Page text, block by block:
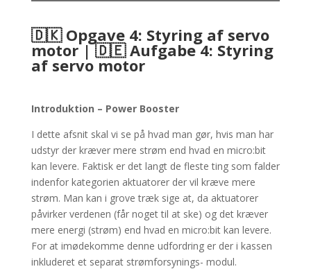
🇩🇰 Opgave 4: Styring af servo
motor | 🇩🇪 Aufgabe 4: Styring
af servo motor
Introduktion – Power Booster
I dette afsnit skal vi se på hvad man gør, hvis man har
udstyr der kræver mere strøm end hvad en micro:bit
kan levere. Faktisk er det langt de fleste ting som falder
indenfor kategorien aktuatorer der vil kræve mere
strøm. Man kan i grove træk sige at, da aktuatorer
påvirker verdenen (får noget til at ske) og det kræver
mere energi (strøm) end hvad en micro:bit kan levere.
For at imødekomme denne udfordring er der i kassen
inkluderet et separat strømforsynings- modul.